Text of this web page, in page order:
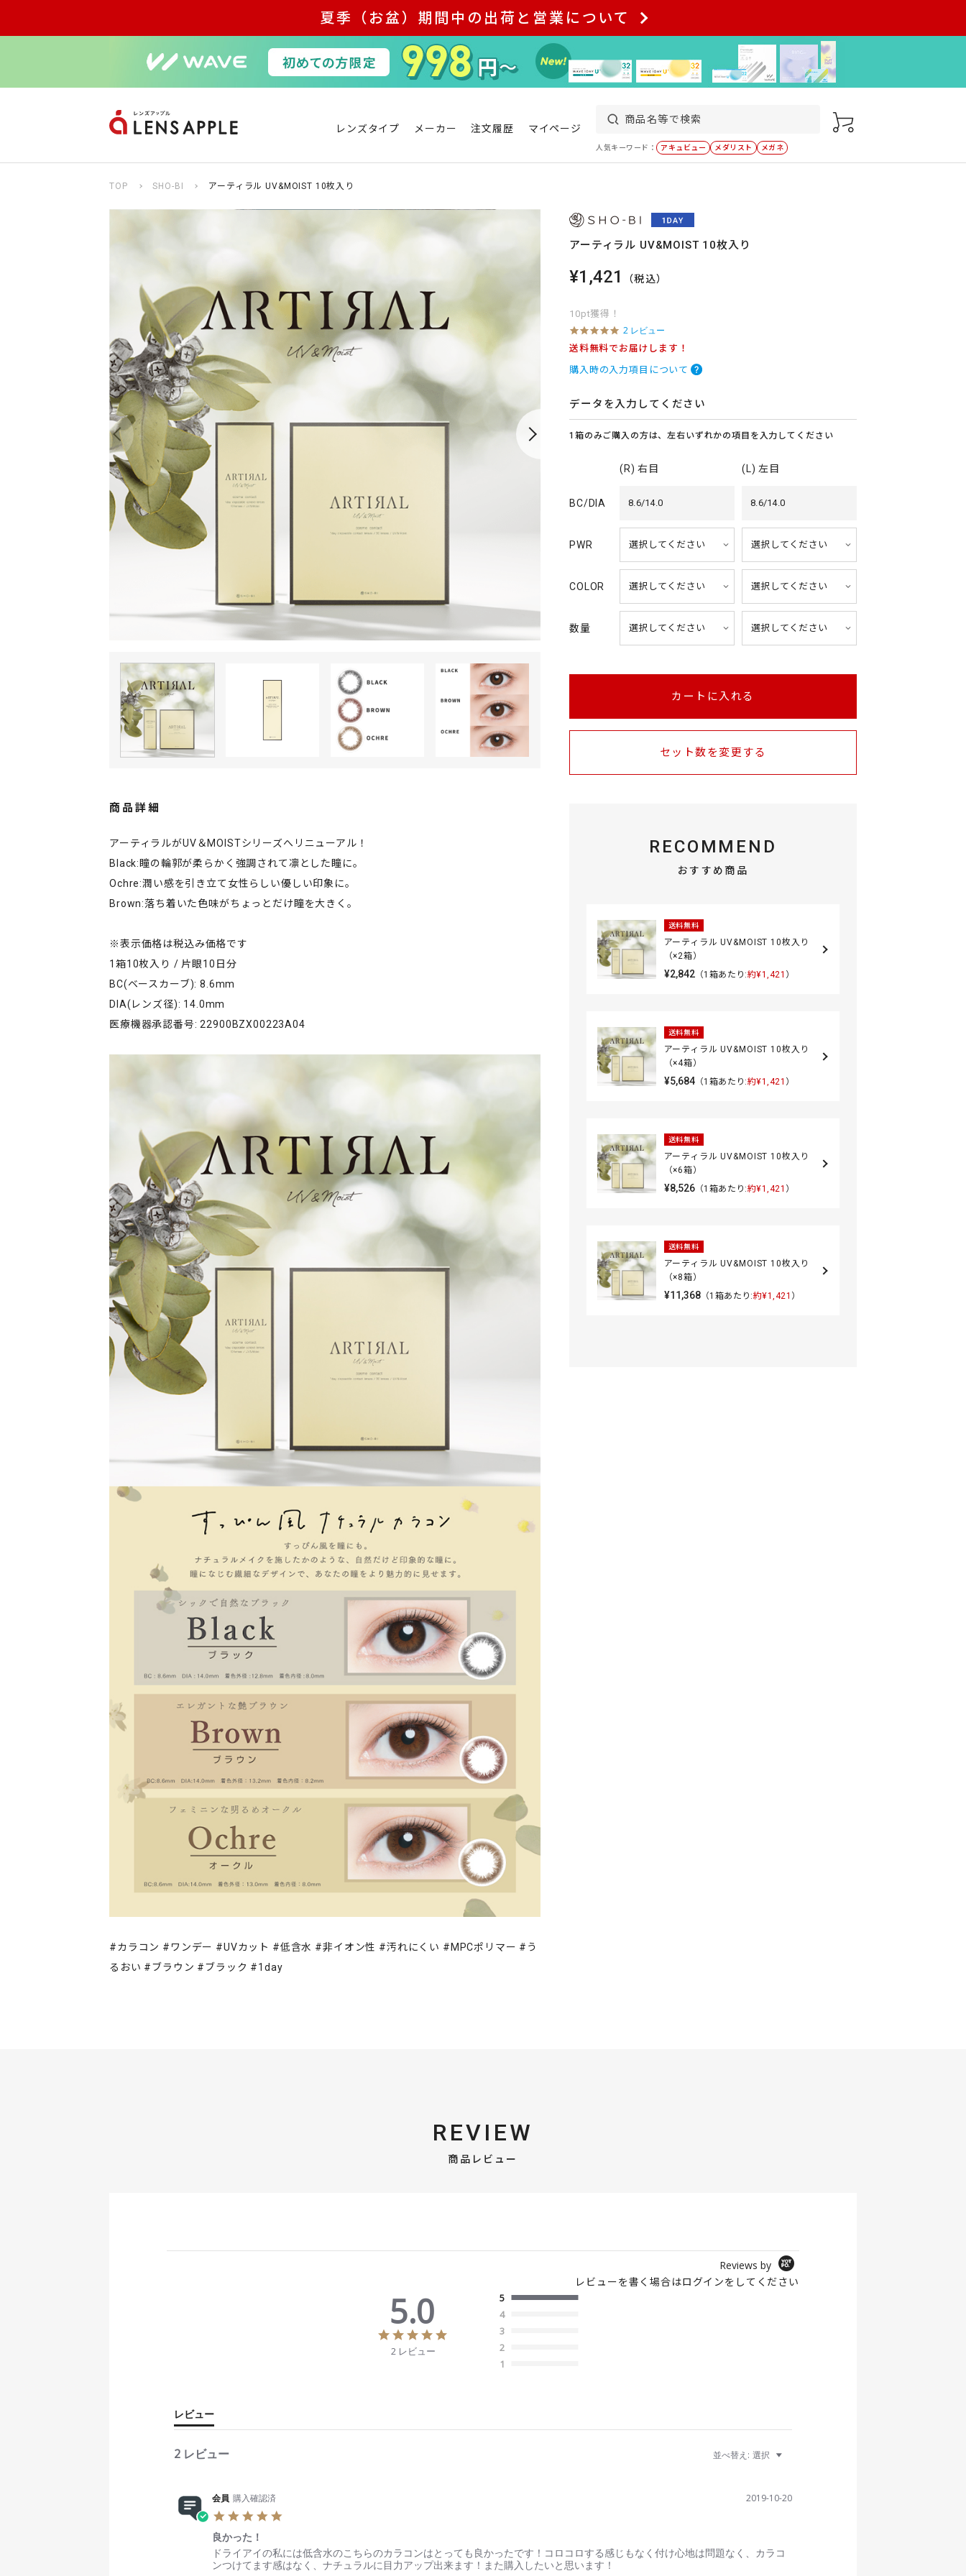
夏季（お盆）期間中の出荷と営業について
レンズタイプ メーカー 注文履歴 マイページ
人気キーワード： アキュビュー メダリスト メガネ
TOP SHO-BI アーティラル UV&MOIST 10枚入り
商品詳細
アーティラルがUV＆MOISTシリーズへリニューアル！
Black:瞳の輪郭が柔らかく強調されて凛とした瞳に。
Ochre:潤い感を引き立て女性らしい優しい印象に。
Brown:落ち着いた色味がちょっとだけ瞳を大きく。
※表示価格は税込み価格です
1箱10枚入り / 片眼10日分
BC(ベースカーブ): 8.6mm
DIA(レンズ径): 14.0mm
医療機器承認番号: 22900BZX00223A04
#カラコン #ワンデー #UVカット #低含水 #非イオン性 #汚れにくい #MPCポリマー #う
るおい #ブラウン #ブラック #1day
アーティラル UV&MOIST 10枚入り
¥1,421 （税込）
10pt獲得！
5
.
0
s
r
r
a
t
n
g
2 レビュー
送料無料でお届けします！
購入時の入力項目について
データを入力してください
1箱のみご購入の方は、左右いずれかの項目を入力してください
(R) 右目 (L) 左目
BC/DIA 8.6/14.0 8.6/14.0
PWR
COLOR
数量
カートに入れる
セット数を変更する
RECOMMEND
おすすめ商品
送料無料
アーティラル UV&MOIST 10枚入り
（×2箱）
¥2,842（1箱あたり:約¥1,421 ）
送料無料
アーティラル UV&MOIST 10枚入り
（×4箱）
¥5,684（1箱あたり:約¥1,421 ）
送料無料
アーティラル UV&MOIST 10枚入り
（×6箱）
¥8,526（1箱あたり:約¥1,421 ）
送料無料
アーティラル UV&MOIST 10枚入り
（×8箱）
¥11,368（1箱あたり:約¥1,421 ）
REVIEW
商品レビュー
レビューを書く場合はログインをしてください
Reviews by
5.0
a
2 レビュー
5
4
3
2
1
レビュー
2 レビュー 並べ替え: 選択
会員 購入確認済
s
t
2019-10-20
良かった！
R
e
e
ドライアイの私には低含水のこちらのカラコンはとっても良かったです！コロコロする感じもなく付け心地は問題なく、カラコ
ンつけてます感はなく、ナチュラルに目力アップ出来ます！また購入したいと思います！